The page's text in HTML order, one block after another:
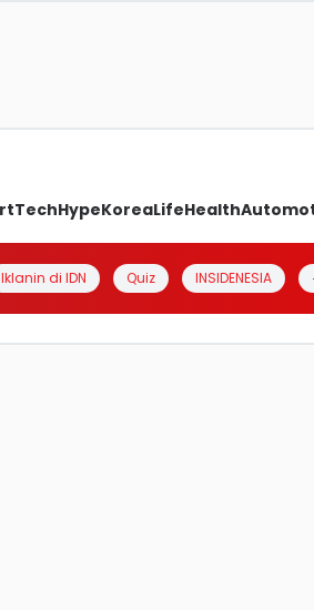
TechHypeKoreaLifeHealth
Iklanin di IDN Quiz INSIDENESIA